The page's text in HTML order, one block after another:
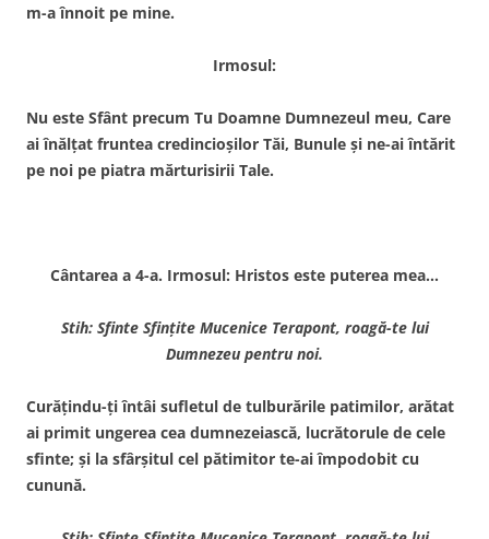
m-a înnoit pe mine.
Irmosul:
Nu este Sfânt precum Tu Doamne Dumnezeul meu, Care
ai înălţat fruntea credincioşilor Tăi, Bunule şi ne-ai întărit
pe noi pe piatra mărturisirii Tale.
Cântarea a 4-a. Irmosul: Hristos este puterea mea…
Stih: Sfinte Sfinţite Mucenice Terapont, roagă-te lui
Dumnezeu pentru noi.
Curăţindu-ţi întâi sufletul de tulburările patimilor, arătat
ai primit ungerea cea dumnezeiască, lucrătorule de cele
sfinte; şi la sfârşitul cel pătimitor te-ai împodobit cu
cunună.